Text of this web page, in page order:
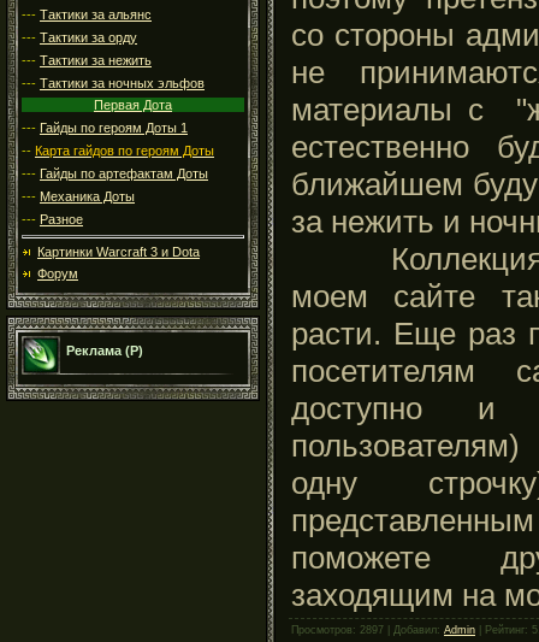
--- Тактики за альянс
--- Тактики за орду
--- Тактики за нежить
--- Тактики за ночных эльфов
Первая Дота
--- Гайды по героям Доты 1
-- Карта гайдов по героям Доты
--- Гайды по артефактам Доты
--- Механика Доты
--- Разное
Картинки Warcraft 3 и Dota
Форум
Реклама (Р)
со стороны
не
материалы с
естественно
ближайшем
за нежить и
Коллекция
моем сайте
расти. Еще раз
посетителям
доступно и
одну
поможете
заходящим на
Просмотров: 2897 | Добавил: Admin | Рейтинг: